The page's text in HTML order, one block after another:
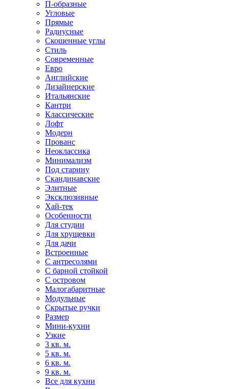
П-образные
Угловые
Прямые
Радиусные
Скошенные углы
Стиль
Современные
Евро
Английские
Дизайнерские
Итальянские
Кантри
Классические
Лофт
Модерн
Прованс
Неоклассика
Минимализм
Под старину
Скандинавские
Элитные
Эксклюзивные
Хай-тек
Особенности
Для студии
Для хрущевки
Для дачи
Встроенные
С антресолями
С барной стойкой
С островом
Малогабаритные
Модульные
Скрытые ручки
Размер
Мини-кухни
Узкие
3 кв. м.
5 кв. м.
6 кв. м.
9 кв. м.
Все для кухни